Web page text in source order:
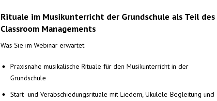
Rituale im Musikunterricht der Grundschule als Teil des
Classroom Managements
Was Sie im Webinar erwartet:
Praxisnahe musikalische Rituale für den Musikunterricht in der
Grundschule
Start- und Verabschiedungsrituale mit Liedern, Ukulele-Begleitung und